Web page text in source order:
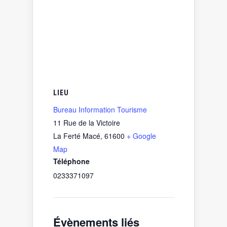
LIEU
Bureau Information Tourisme
11 Rue de la Victoire
La Ferté Macé, 61600 + Google
Map
Téléphone
0233371097
Évènements liés